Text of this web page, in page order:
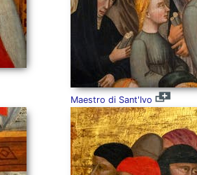
Maestro di Sant'Ivo